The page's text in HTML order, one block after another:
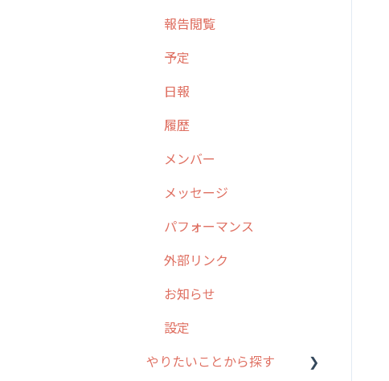
ステム管理者編
5. 基本的な使い方：シス
ザー編
7. 初心者向けよくある質
ための設定
10.ユーザー向けおすすめ
方法
報告閲覧
予定
日報
履歴
メンバー
メッセージ
パフォーマンス
外部リンク
お知らせ
設定
やりたいことから探す